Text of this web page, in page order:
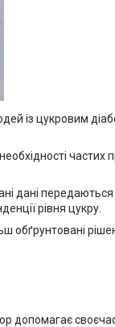
із цукровим
частих
дані
рівня цукру.
обґрунтовані
допомагає